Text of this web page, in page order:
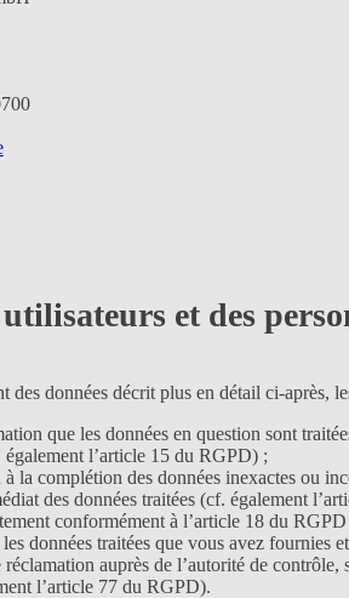
et des
des données décrit plus en détail ci-après,
que les données en question sont
également l’article 15 du RGPD) ;
la complétion des données inexactes ou
des données traitées (cf. également
conformément à l’article 18 du RGPD
données traitées que vous avez fournies
auprès de l’autorité de
l’article 77 du RGPD).